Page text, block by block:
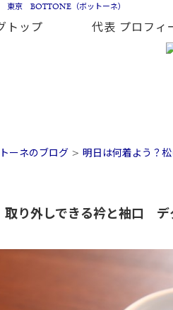
トップ 代表 プロフィ
ーネのブログ > 明日は何着よう？
取り外しできる衿と袖口 デ